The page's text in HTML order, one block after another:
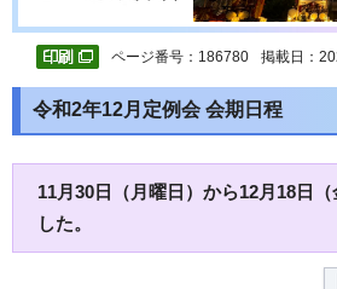
ページ番号：186780 掲載日：
令和2年12月定例会 会期日程
11月30日（月曜日）から12月18日
した。